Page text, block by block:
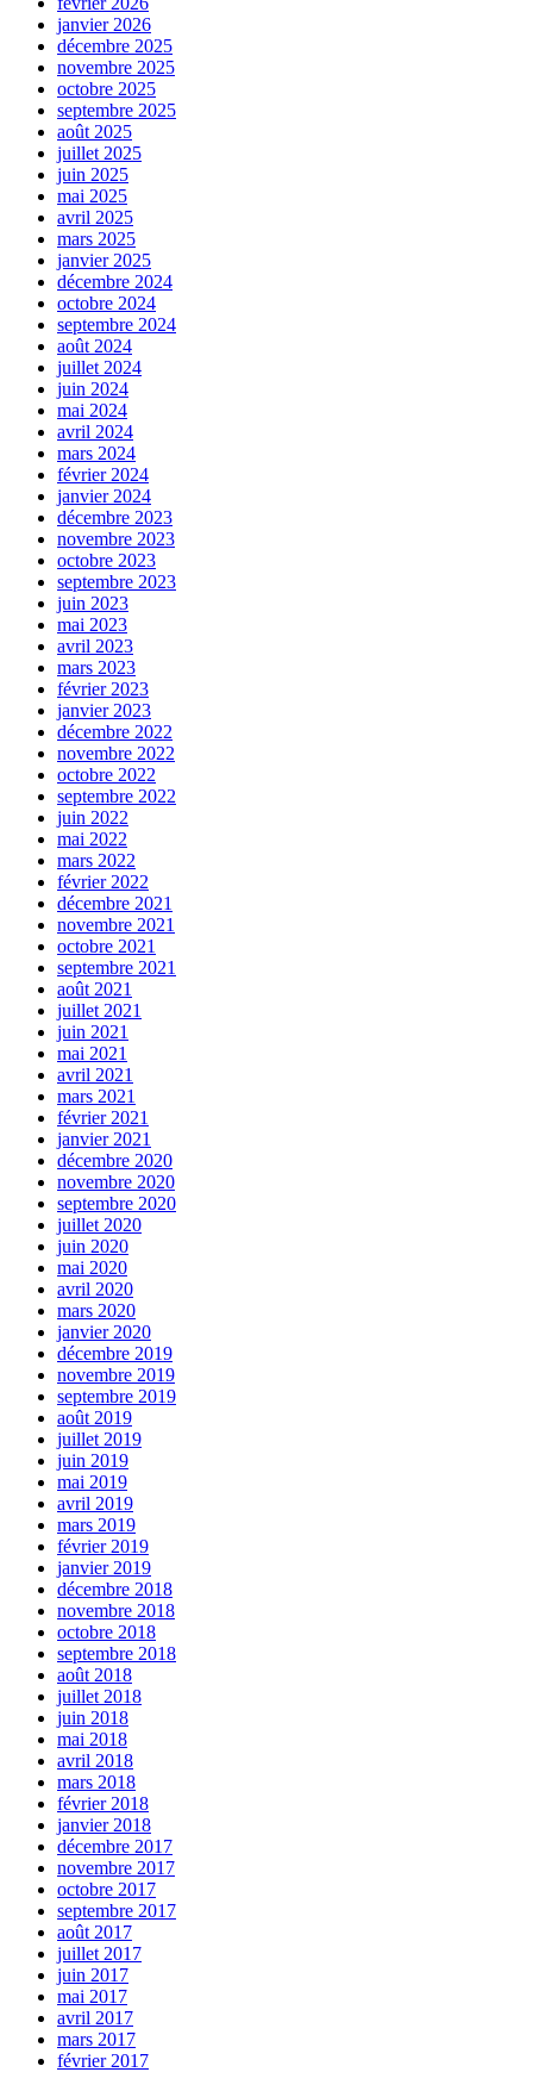
janvier 2026
décembre 2025
novembre 2025
octobre 2025
septembre 2025
août 2025
juillet 2025
juin 2025
mai 2025
avril 2025
mars 2025
janvier 2025
décembre 2024
octobre 2024
septembre 2024
août 2024
juillet 2024
juin 2024
mai 2024
avril 2024
mars 2024
février 2024
janvier 2024
décembre 2023
novembre 2023
octobre 2023
septembre 2023
juin 2023
mai 2023
avril 2023
mars 2023
février 2023
janvier 2023
décembre 2022
novembre 2022
octobre 2022
septembre 2022
juin 2022
mai 2022
mars 2022
février 2022
décembre 2021
novembre 2021
octobre 2021
septembre 2021
août 2021
juillet 2021
juin 2021
mai 2021
avril 2021
mars 2021
février 2021
janvier 2021
décembre 2020
novembre 2020
septembre 2020
juillet 2020
juin 2020
mai 2020
avril 2020
mars 2020
janvier 2020
décembre 2019
novembre 2019
septembre 2019
août 2019
juillet 2019
juin 2019
mai 2019
avril 2019
mars 2019
février 2019
janvier 2019
décembre 2018
novembre 2018
octobre 2018
septembre 2018
août 2018
juillet 2018
juin 2018
mai 2018
avril 2018
mars 2018
février 2018
janvier 2018
décembre 2017
novembre 2017
octobre 2017
septembre 2017
août 2017
juillet 2017
juin 2017
mai 2017
avril 2017
mars 2017
février 2017